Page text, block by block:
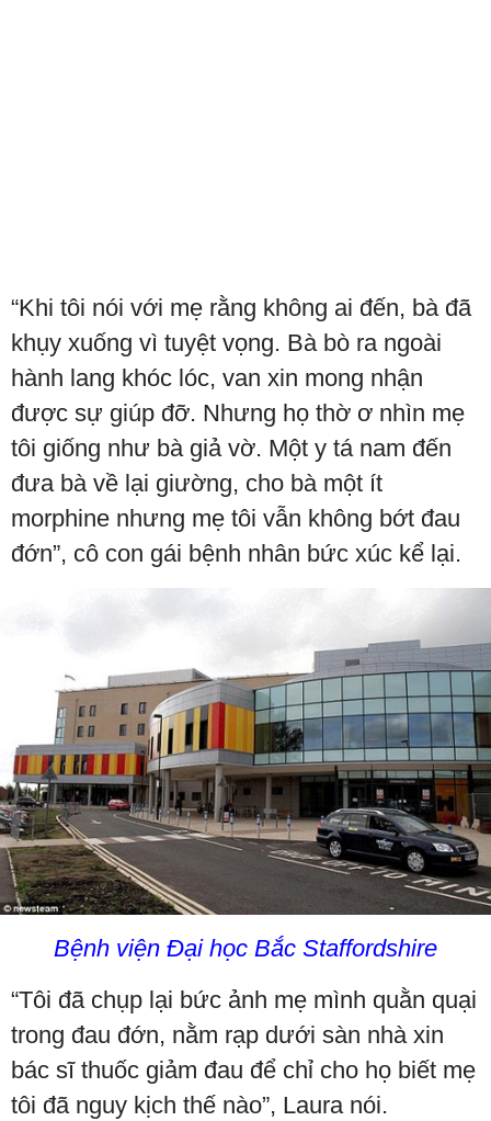
“Khi tôi nói với mẹ rằng không ai đến, bà đã
khụy xuống vì tuyệt vọng. Bà bò ra ngoài
hành lang khóc lóc, van xin mong nhận
được sự giúp đỡ. Nhưng họ thờ ơ nhìn mẹ
tôi giống như bà giả vờ. Một y tá nam đến
đưa bà về lại giường, cho bà một ít
morphine nhưng mẹ tôi vẫn không bớt đau
đớn”, cô con gái bệnh nhân bức xúc kể lại.
Bệnh viện Đại học Bắc Staffordshire
“Tôi đã chụp lại bức ảnh mẹ mình quằn quại
trong đau đớn, nằm rạp dưới sàn nhà xin
bác sĩ thuốc giảm đau để chỉ cho họ biết mẹ
tôi đã nguy kịch thế nào”, Laura nói.